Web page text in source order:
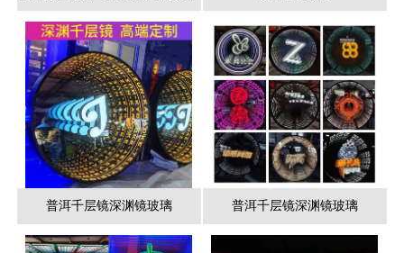
普洱千层镜深渊镜玻璃 普洱千层镜深渊镜玻璃